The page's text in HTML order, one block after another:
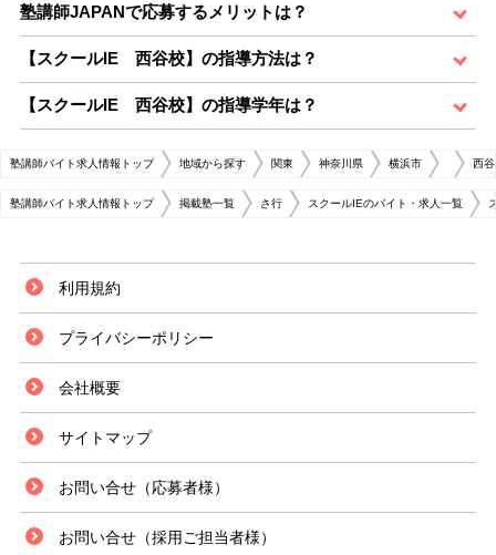
塾講師JAPANで応募するメリットは？
【スクールIE 西谷校】の指導方法は？
【スクールIE 西谷校】の指導学年は？
塾講師バイト求人情報トップ 地域から探す 関東 神奈川県 横浜市 西
塾講師バイト求人情報トップ 掲載塾一覧 さ行 スクールIEのバイト・求人一覧
利用規約
プライバシーポリシー
会社概要
サイトマップ
お問い合せ（応募者様）
お問い合せ（採用ご担当者様）